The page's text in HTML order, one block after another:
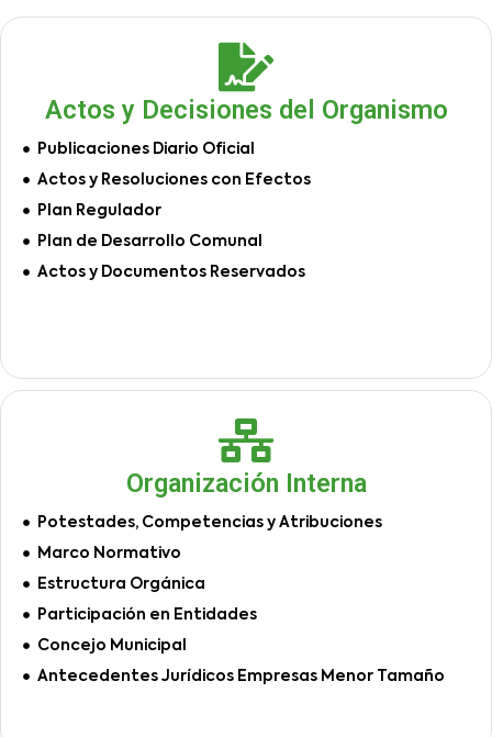
Actos y Decisiones del Organismo
Publicaciones Diario Oficial
Actos y Resoluciones con Efectos
Plan Regulador
Plan de Desarrollo Comunal
Actos y Documentos Reservados
Organización Interna
Potestades, Competencias y Atribuciones
Marco Normativo
Estructura Orgánica
Participación en Entidades
Concejo Municipal
Antecedentes Jurídicos Empresas Menor Tamaño